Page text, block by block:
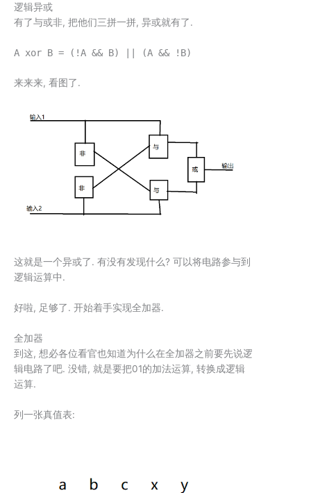
逻辑异或
有了与或非, 把他们三拼一拼, 异或就有了.
A xor B = (!A && B) || (A && !B)
来来来, 看图了.
这就是一个异或了. 有没有发现什么? 可以将电路参与到
逻辑运算中.
好啦, 足够了. 开始着手实现全加器.
全加器
到这, 想必各位看官也知道为什么在全加器之前要先说逻
辑电路了吧. 没错, 就是要把01的加法运算, 转换成逻辑
运算.
列一张真值表: